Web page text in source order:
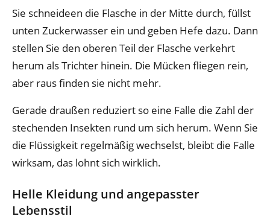
Sie schneideen die Flasche in der Mitte durch, füllst
unten Zuckerwasser ein und geben Hefe dazu. Dann
stellen Sie den oberen Teil der Flasche verkehrt
herum als Trichter hinein. Die Mücken fliegen rein,
aber raus finden sie nicht mehr.
Gerade draußen reduziert so eine Falle die Zahl der
stechenden Insekten rund um sich herum. Wenn Sie
die Flüssigkeit regelmäßig wechselst, bleibt die Falle
wirksam, das lohnt sich wirklich.
Helle Kleidung und angepasster
Lebensstil